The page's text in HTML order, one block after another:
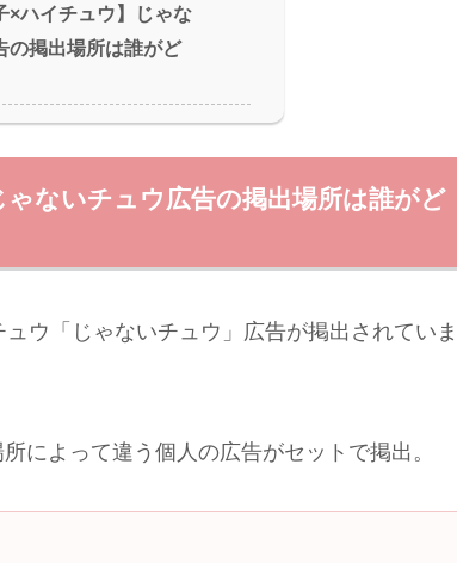
×ハイチュウ】じゃな
の掲出場所は誰がど
ゃないチュウ広告の掲出場所は誰がど
ウ「じゃないチュウ」広告が掲出されていま
によって違う個人の広告がセットで掲出。